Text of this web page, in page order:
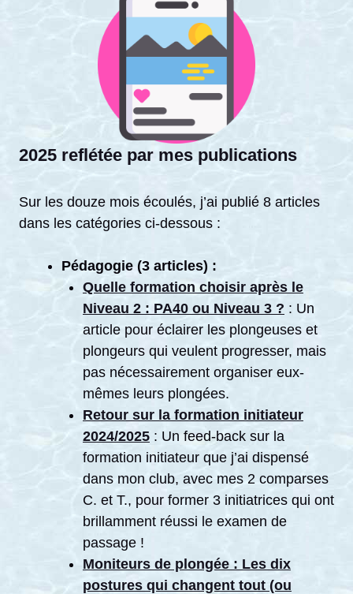
2025 reflétée par mes publications
Sur les douze mois écoulés, j’ai publié 8 articles
dans les catégories ci-dessous :
Pédagogie (3 articles) :
Quelle formation choisir après le
Niveau 2 : PA40 ou Niveau 3 ? : Un
article pour éclairer les plongeuses et
plongeurs qui veulent progresser, mais
pas nécessairement organiser eux-
mêmes leurs plongées.
Retour sur la formation initiateur
2024/2025 : Un feed-back sur la
formation initiateur que j’ai dispensé
dans mon club, avec mes 2 comparses
C. et T., pour former 3 initiatrices qui ont
brillamment réussi le examen de
passage !
Moniteurs de plongée : Les dix
postures qui changent tout (ou